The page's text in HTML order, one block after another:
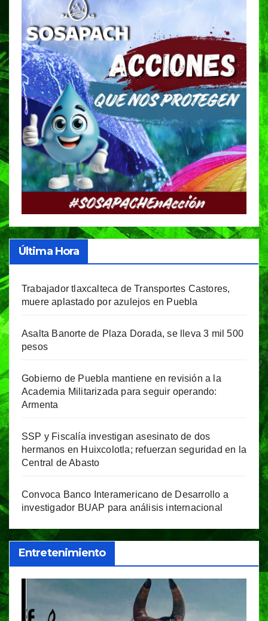
Última Hora
Trabajador tlaxcalteca de Transportes Castores,
muere aplastado por azulejos en Puebla
Asalta Banorte de Plaza Dorada, se lleva 3 mil 500
pesos
Gobierno de Puebla mantiene en revisión a la
Academia Militarizada para seguir operando:
Armenta
SSP y Fiscalía investigan asesinato de dos
hermanos en Huixcolotla; refuerzan seguridad en la
Central de Abasto
Convoca Banco Interamericano de Desarrollo a
investigador BUAP para análisis internacional
Entretenimiento